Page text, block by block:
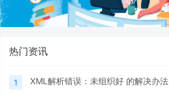
热门资讯
1 XML解析错误：未组织好 的解决办法